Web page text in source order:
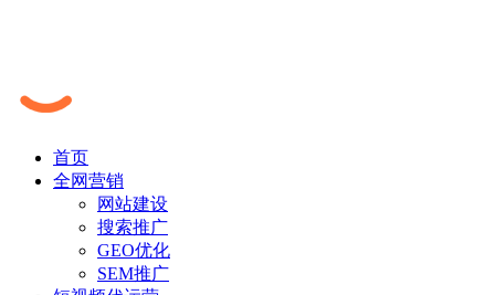
首页
全网营销
网站建设
搜索推广
GEO优化
SEM推广